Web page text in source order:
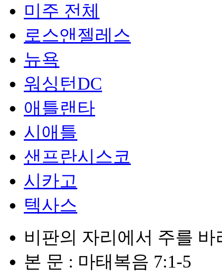
미주 전체
로스앤젤레스
뉴욕
워싱턴DC
애틀랜타
시애틀
샌프란시스코
시카고
텍사스
비판의 자리에서 주를
본 문 : 마태복음 7:1-5